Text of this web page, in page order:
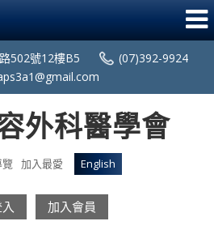
502號12樓B5
(07)392-9924
覽 加入最愛 English
加入會員